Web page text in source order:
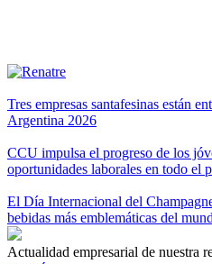
Tres empresas santafesinas están
Argentina 2026
CCU impulsa el progreso de los
oportunidades laborales en todo el
El Día Internacional del
bebidas más emblemáticas del
Actualidad empresarial de nuestra